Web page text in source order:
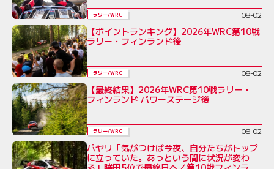
ラリー/WRC 08-02
【ポイントランキング】2026年WRC第10戦
ラリー・フィンランド後
ラリー/WRC 08-02
【最終結果】2026年WRC第10戦ラリー・
フィンランド パワーステージ後
ラリー/WRC 08-02
パヤリ「気がつけば今夜、自分たちがトップ
に立っていた。あっという間に状況が変わ